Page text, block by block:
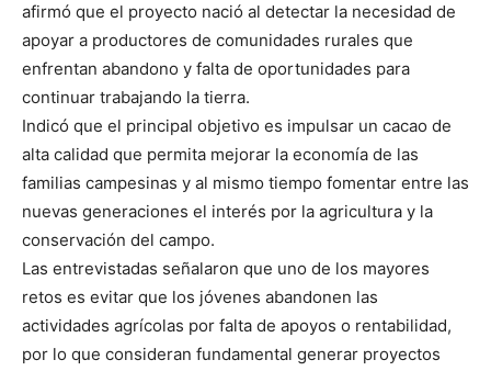
afirmó que el proyecto nació al detectar la necesidad de
apoyar a productores de comunidades rurales que
enfrentan abandono y falta de oportunidades para
continuar trabajando la tierra.
Indicó que el principal objetivo es impulsar un cacao de
alta calidad que permita mejorar la economía de las
familias campesinas y al mismo tiempo fomentar entre las
nuevas generaciones el interés por la agricultura y la
conservación del campo.
Las entrevistadas señalaron que uno de los mayores
retos es evitar que los jóvenes abandonen las
actividades agrícolas por falta de apoyos o rentabilidad,
por lo que consideran fundamental generar proyectos